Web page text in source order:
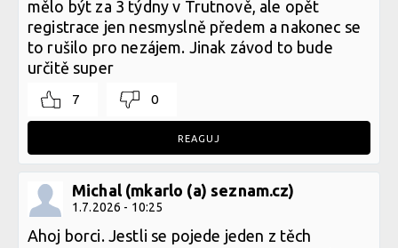
mělo být za 3 týdny v Trutnově, ale opět
registrace jen nesmyslně předem a nakonec se
to rušilo pro nezájem. Jinak závod to bude
určitě super
7 0
REAGUJ
Michal (mkarlo (a) seznam.cz)
1.7.2026 - 10:25
Ahoj borci. Jestli se pojede jeden z těch